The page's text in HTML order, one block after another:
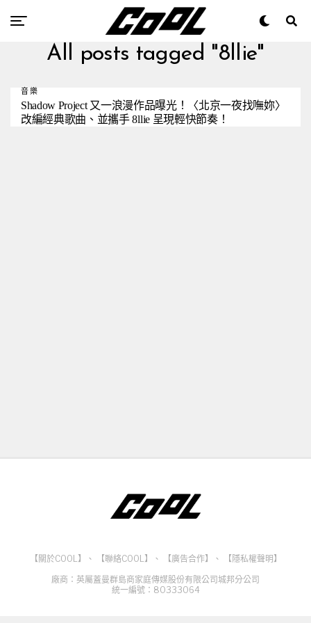
All posts tagged "8llie"
音樂
Shadow Project 又一浪漫作品曝光！〈北京一夜找嘸妳〉
改編經典歌曲、並攜手 8llie 呈現輕快節奏！
【關於COOL】 、 【聯絡COOL】 、 【廣告合作】 、
【隱私權聲明】
廠商：英屬蓋曼群島商家庭傳媒股份有限公司城邦分公司
統一編號：80333064